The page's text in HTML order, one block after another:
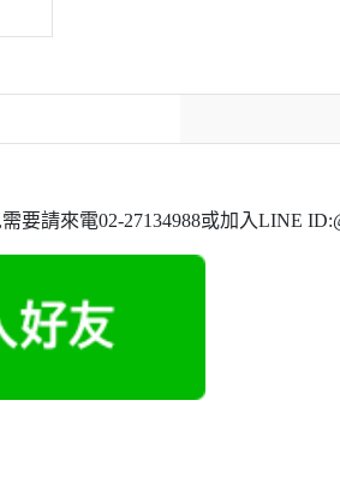
要請來電02-27134988或加入LINE